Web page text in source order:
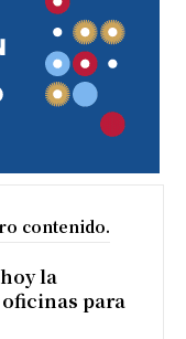
contenido.
la
para